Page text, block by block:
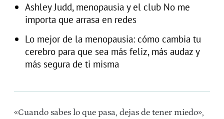
Ashley Judd, menopausia y el club No me
importa que arrasa en redes
Lo mejor de la menopausia: cómo cambia tu
cerebro para que sea más feliz, más audaz y
más segura de ti misma
«Cuando sabes lo que pasa, dejas de tener miedo»,